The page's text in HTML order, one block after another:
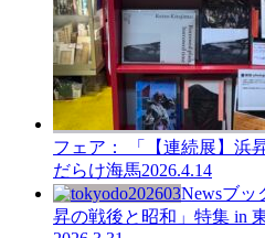
フェア： 「【連続展】浜
だらけ海馬2026.4.14
Newsブッ
昇の戦後と昭和」特集 in